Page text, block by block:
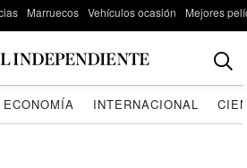
Marruecos Vehículos ocasión Mejores
ECONOMÍA INTERNACIONAL